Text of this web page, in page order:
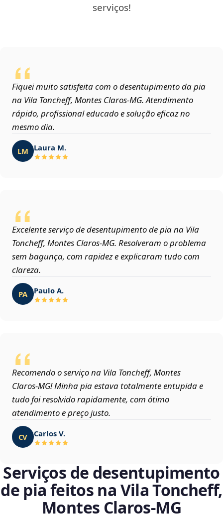
serviços!
Fiquei muito satisfeita com o desentupimento da pia
na Vila Toncheff, Montes Claros‑MG. Atendimento
rápido, profissional educado e solução eficaz no
mesmo dia.
LM Laura M.
Excelente serviço de desentupimento de pia na Vila
Toncheff, Montes Claros‑MG. Resolveram o problema
sem bagunça, com rapidez e explicaram tudo com
clareza.
PA Paulo A.
Recomendo o serviço na Vila Toncheff, Montes
Claros‑MG! Minha pia estava totalmente entupida e
tudo foi resolvido rapidamente, com ótimo
atendimento e preço justo.
CV Carlos V.
Serviços de desentupimento
de pia feitos na Vila Toncheff,
Montes Claros‑MG